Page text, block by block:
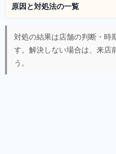
原因と対処法の一覧
対処の結果は店舗の判断・時
す。解決しない場合は、来店
う。